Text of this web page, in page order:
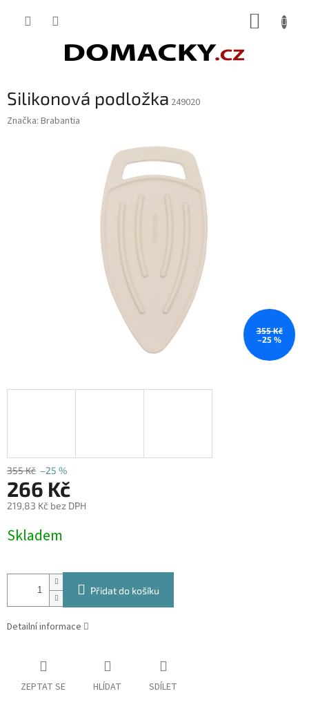
Silikonová podložka 249020
Značka: Brabantia
355 Kč
–25 %
355 Kč –25 %
266 Kč
219,83 Kč bez DPH
cena:
Skladem
Přidat do košíku
Detailní informace
ZEPTAT SE HLÍDAT SDÍLET